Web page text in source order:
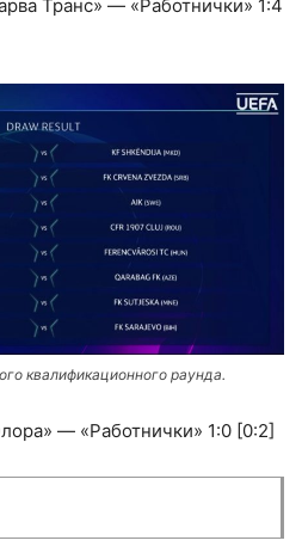
Транс» — «Работнички» 1:4
квалификационного раунда.
— «Работнички» 1:0 [0:2]